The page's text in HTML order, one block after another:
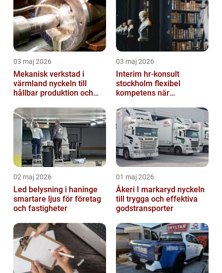
03 maj 2026
Mekanisk verkstad i
värmland nyckeln till
hållbar produktion och
03 maj 2026
Interim hr-konsult
stockholm flexibel
kompetens när
stöd
02 maj 2026
Led belysning i haninge
smartare ljus för företag
och fastigheter
01 maj 2026
Åkeri I markaryd nyckeln
till trygga och effektiva
godstransporter